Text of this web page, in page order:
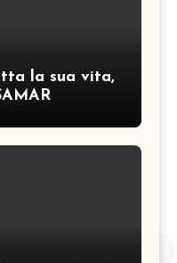
la sua vita,